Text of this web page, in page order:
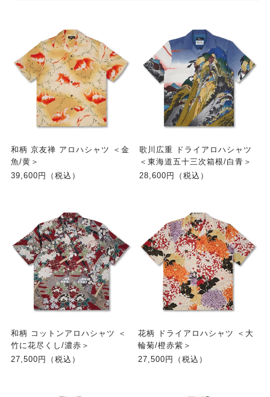
和柄 京友禅 アロハシャツ ＜金
魚/黄＞
39,600円（税込）
歌川広重 ドライアロハシャツ
＜東海道五十三次箱根/白青＞
28,600円（税込）
和柄 コットンアロハシャツ ＜
竹に花尽くし/濃赤＞
27,500円（税込）
花柄 ドライアロハシャツ ＜大
輪菊/橙赤紫＞
27,500円（税込）